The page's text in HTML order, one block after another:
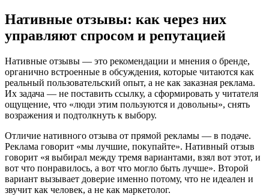
Нативные отзывы: как через них
управляют спросом и репутацией
Нативные отзывы — это рекомендации и мнения о бренде,
органично встроенные в обсуждения, которые читаются как
реальный пользовательский опыт, а не как заказная реклама.
Их задача — не поставить ссылку, а сформировать у читателя
ощущение, что «люди этим пользуются и довольны», снять
возражения и подтолкнуть к выбору.
Отличие нативного отзыва от прямой рекламы — в подаче.
Реклама говорит «мы лучшие, покупайте». Нативный отзыв
говорит «я выбирал между тремя вариантами, взял вот этот, и
вот что понравилось, а вот что могло быть лучше». Второй
вариант вызывает доверие именно потому, что не идеален и
звучит как человек, а не как маркетолог.